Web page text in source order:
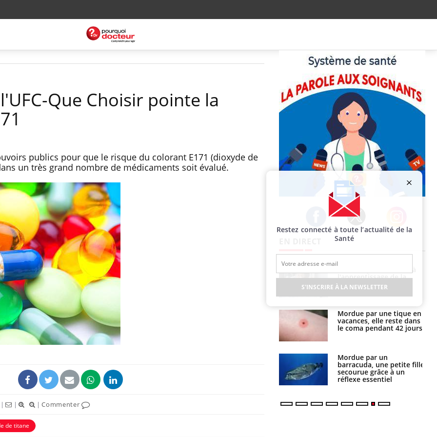
Que Choisir pointe la
publics pour que le risque du colorant E171 (dioxyde de
un très grand nombre de médicaments soit évalué.
| | |Commenter
de titane
Facebook Twitter Instagram
VIH : la fin du comprimé
tous les jours se profile-t-
elle enfin ?
Pourquoi votre ventre
gâche-t-il les premiers
jours de vos vacances ?
noyade grimpe-t-il ?
l'apprentissage de la
lecture ?
Mordue par une tique en
vacances, elle reste dans
le coma pendant 42 jours
Mordue par un
barracuda, une petite fille
secourue grâce à un
réflexe essentiel
Restez connecté à toute l’actualité de la
Santé
S'INSCRIRE À LA NEWSLETTER